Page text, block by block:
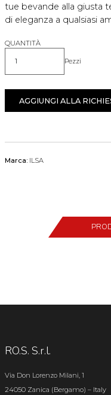
tue bevande alla giusta
di eleganza a qualsiasi
QUANTITÀ
Quantità Pezzi
AGGIUNGI ALLA
Marca: ILSA
RO.S. S.r.l.
Via Don Lorenzo Milani, 1
24050 Zanica (Bergamo) – Italy